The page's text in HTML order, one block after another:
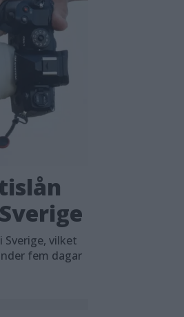
vilket
fem dagar